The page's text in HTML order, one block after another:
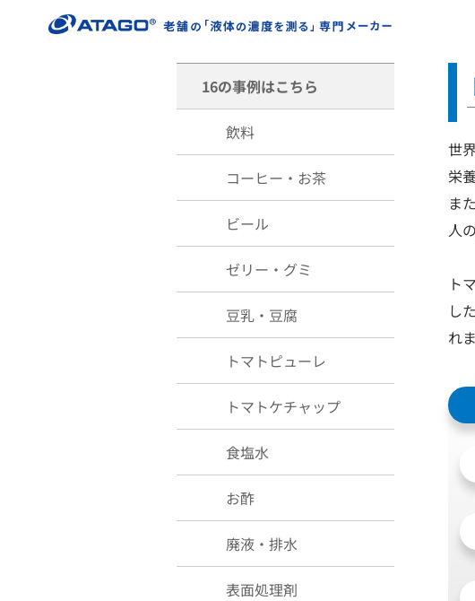
16の事例はこちら
飲料
コーヒー・お茶
ビール
ゼリー・グミ
豆乳・豆腐
トマトピューレ
トマトケチャップ
食塩水
お酢
廃液・排水
表面処理剤
世
栄
ま
人
ト
し
れ